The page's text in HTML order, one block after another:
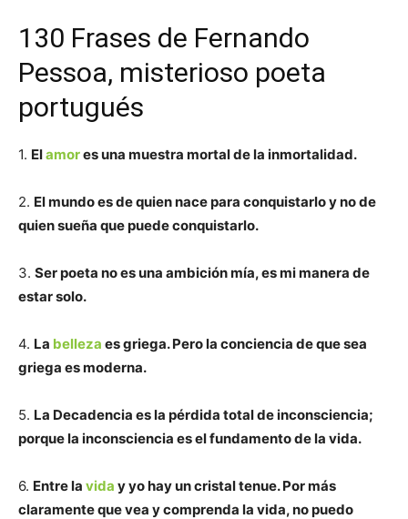
130 Frases de Fernando
Pessoa, misterioso poeta
portugués
1. Elamores una muestra mortal de la inmortalidad.
2. El mundo es de quien nace para conquistarlo y no de
quien sueña que puede conquistarlo.
3. Ser poeta no es una ambición mía, es mi manera de
estar solo.
4. La belleza es griega. Pero la conciencia de que sea
griega es moderna.
5. La Decadencia es la pérdida total de inconsciencia;
porque la inconsciencia es el fundamento de la vida.
6. Entre la vida y yo hay un cristal tenue. Por más
claramente que vea y comprenda la vida, no puedo